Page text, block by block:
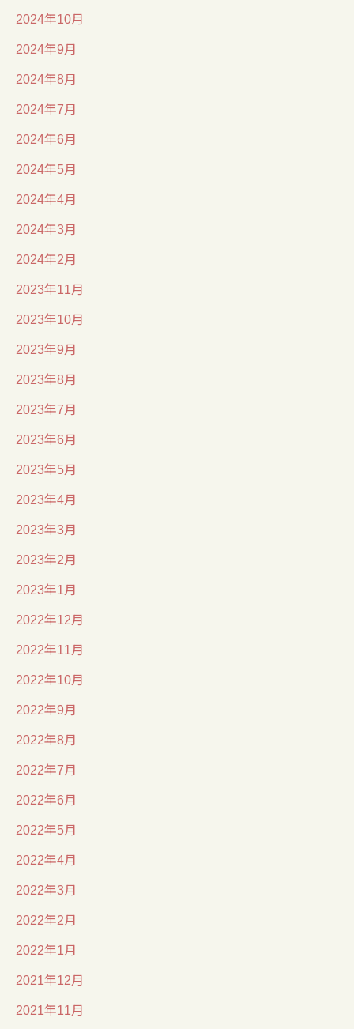
2024年10月
2024年9月
2024年8月
2024年7月
2024年6月
2024年5月
2024年4月
2024年3月
2024年2月
2023年11月
2023年10月
2023年9月
2023年8月
2023年7月
2023年6月
2023年5月
2023年4月
2023年3月
2023年2月
2023年1月
2022年12月
2022年11月
2022年10月
2022年9月
2022年8月
2022年7月
2022年6月
2022年5月
2022年4月
2022年3月
2022年2月
2022年1月
2021年12月
2021年11月